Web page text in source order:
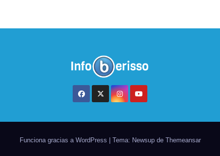
Funciona gracias a WordPress Tema: Newsup de Themeansar